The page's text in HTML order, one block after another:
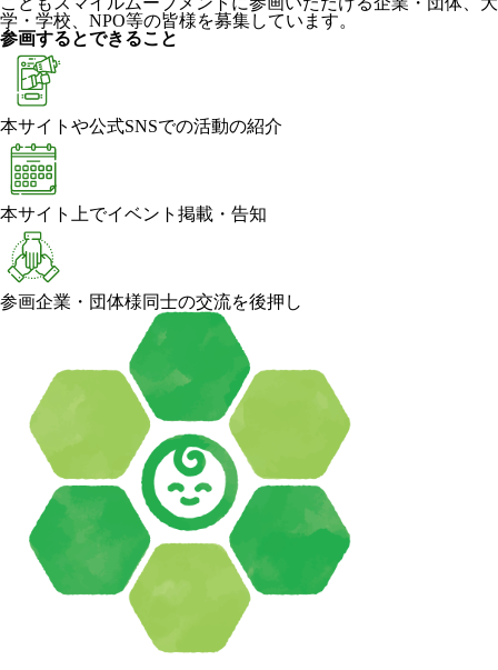
学・学校、NPO等の皆様を募集しています。
参画するとできること
本サイトや公式SNSでの活動の紹介
本サイト上でイベント掲載・告知
参画企業・団体様同士の交流を後押し